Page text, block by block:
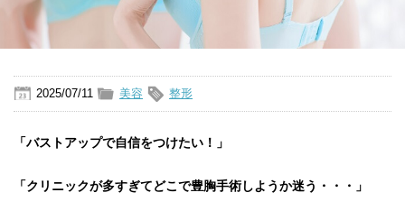
2025/07/11 美容 整形
「バストアップで自信をつけたい！」
「クリニックが多すぎてどこで豊胸手術しようか迷う・・・」